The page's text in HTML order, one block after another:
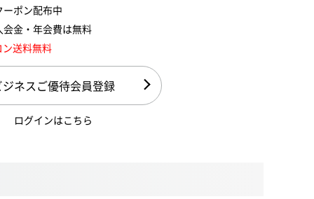
ポン配布中
会金・年会費は無料
ン送料無料
ネスご優待会員登録
ログインはこちら